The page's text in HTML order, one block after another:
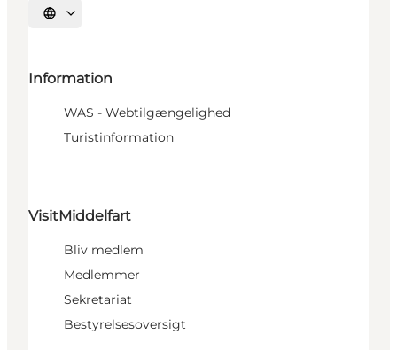
Vælg sprog
Information
WAS - Webtilgængelighed
Turistinformation
VisitMiddelfart
Bliv medlem
Medlemmer
Sekretariat
Bestyrelsesoversigt